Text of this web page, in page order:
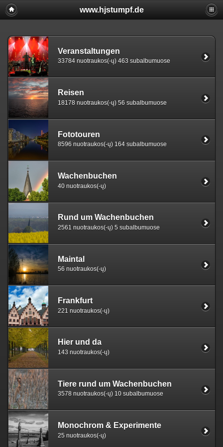
www.hjstumpf.de
Veranstaltungen
33784 nuotraukos(-ų) 463 subalbumuose
Reisen
18178 nuotraukos(-ų) 56 subalbumuose
Fototouren
8596 nuotraukos(-ų) 164 subalbumuose
Wachenbuchen
40 nuotraukos(-ų)
Rund um Wachenbuchen
2561 nuotraukos(-ų) 5 subalbumuose
Maintal
56 nuotraukos(-ų)
Frankfurt
221 nuotraukos(-ų)
Hier und da
143 nuotraukos(-ų)
Tiere rund um Wachenbuchen
3578 nuotraukos(-ų) 10 subalbumuose
Monochrom & Experimente
25 nuotraukos(-ų)